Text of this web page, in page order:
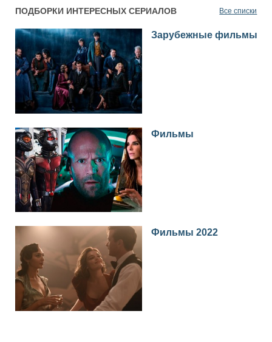
ПОДБОРКИ ИНТЕРЕСНЫХ СЕРИАЛОВ Все списки
Зарубежные фильмы
Фильмы
Фильмы 2022